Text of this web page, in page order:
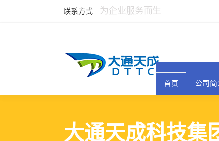
联系方式 为企业服务而生
首页 公司简
大通天成科技集